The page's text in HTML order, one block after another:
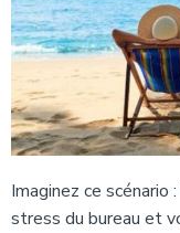
Imaginez ce scénario
stress du bureau et